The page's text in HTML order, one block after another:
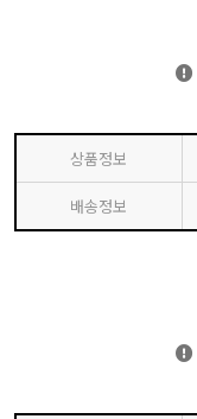
상품정보
배송정보